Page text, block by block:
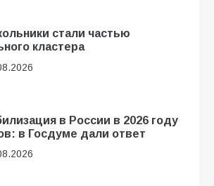
стали частью
кластера
в России в 2026 году
в Госдуме дали ответ